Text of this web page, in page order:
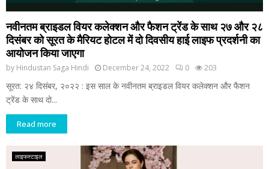
नवीनतम ब्राइडल वियर कलेक्शन और फैशन ट्रेंड के साथ २७ और २८
दिसंबर को सूरत के मैरियट होटल में दो दिवसीय हाई लाइफ प्रदर्शनी का
आयोजन किया जाएगा
by Hindustan Saga Hindi December 24, 2022 0 203
सूरत: २४ दिसंबर, २०२२ : इस साल के नवीनतम ब्राइडल वियर कलेक्शन और फैशन
ट्रेंड के साथ दो...
Read more
लाइफस्टाइल